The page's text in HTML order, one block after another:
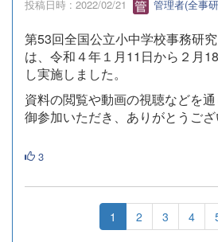
投稿日時 : 2022/02/21 管理者(全事
第53回全国公立小中学校事務研究
は、令和４年１月11日から２月
し実施しました。
資料の閲覧や動画の視聴などを
御参加いただき、ありがとうござ
3
1 2 3 4